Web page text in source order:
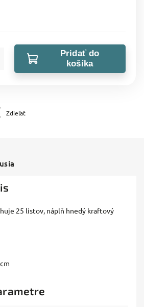
Pridať do
košíka
Zdieľať
25 listov, náplň hnedý kraftový